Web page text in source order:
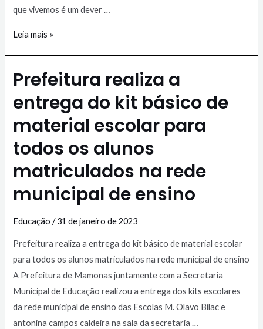
que vivemos é um dever …
Leia mais »
Prefeitura realiza a
entrega do kit básico de
material escolar para
todos os alunos
matriculados na rede
municipal de ensino
Educação /31 de janeiro de 2023
Prefeitura realiza a entrega do kit básico de material escolar
para todos os alunos matriculados na rede municipal de ensino
A Prefeitura de Mamonas juntamente com a Secretaria
Municipal de Educação realizou a entrega dos kits escolares
da rede municipal de ensino das Escolas M. Olavo Bilac e
antonina campos caldeira na sala da secretaria …